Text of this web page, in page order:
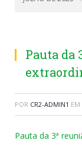
Pauta da
POR CR2-ADMIN1 EM
Pauta da 3ª